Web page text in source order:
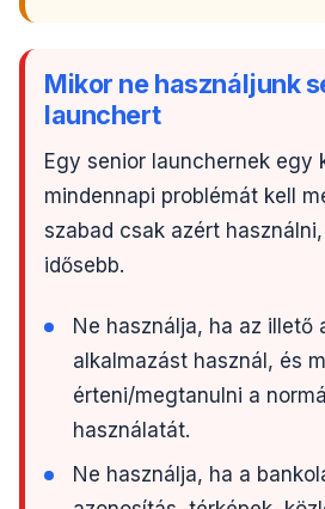
Mikor ne használjunk
launchert
Egy senior launchernek egy
mindennapi problémát kell
szabad csak azért
idősebb.
Ne használja, ha az illető
alkalmazást használ, és
érteni/megtanulni a
használatát.
Ne használja, ha a